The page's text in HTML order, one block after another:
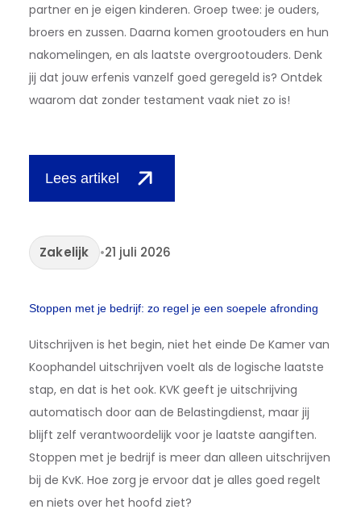
partner en je eigen kinderen. Groep twee: je ouders,
broers en zussen. Daarna komen grootouders en hun
nakomelingen, en als laatste overgrootouders. Denk
jij dat jouw erfenis vanzelf goed geregeld is? Ontdek
waarom dat zonder testament vaak niet zo is!
Lees artikel
Zakelijk •21 juli 2026
Stoppen met je bedrijf: zo regel je een soepele afronding
Uitschrijven is het begin, niet het einde De Kamer van
Koophandel uitschrijven voelt als de logische laatste
stap, en dat is het ook. KVK geeft je uitschrijving
automatisch door aan de Belastingdienst, maar jij
blijft zelf verantwoordelijk voor je laatste aangiften.
Stoppen met je bedrijf is meer dan alleen uitschrijven
bij de KvK. Hoe zorg je ervoor dat je alles goed regelt
en niets over het hoofd ziet?